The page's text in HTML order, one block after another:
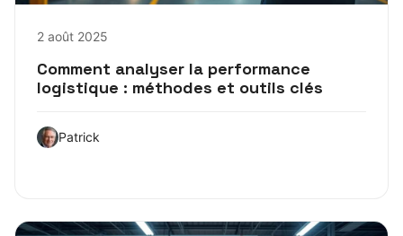
2 août 2025
Comment analyser la performance
logistique : méthodes et outils clés
Patrick